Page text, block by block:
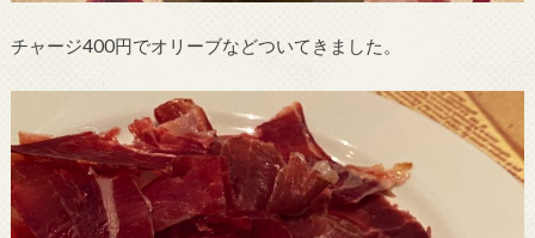
チャージ400円でオリーブなどついてきました。